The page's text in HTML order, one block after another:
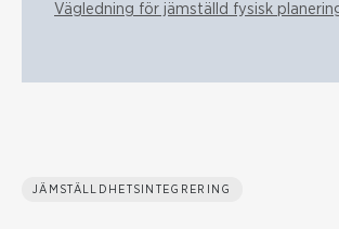
Vägledning för jämställd fysisk
JÄMSTÄLLDHETSINTEGRERING